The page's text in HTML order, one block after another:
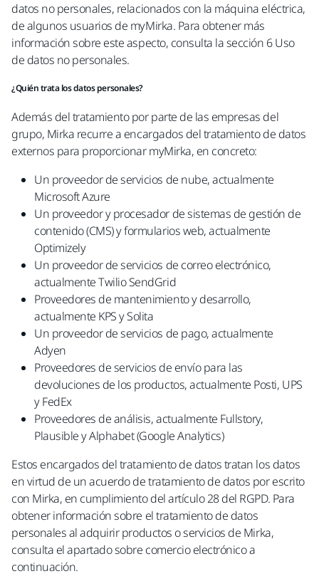
datos no personales, relacionados con la máquina eléctrica,
de algunos usuarios de myMirka. Para obtener más
información sobre este aspecto, consulta la sección 6 Uso
de datos no personales.
¿Quién trata los datos personales?
Además del tratamiento por parte de las empresas del
grupo, Mirka recurre a encargados del tratamiento de datos
externos para proporcionar myMirka, en concreto:
Un proveedor de servicios de nube, actualmente
Microsoft Azure
Un proveedor y procesador de sistemas de gestión de
contenido (CMS) y formularios web, actualmente
Optimizely
Un proveedor de servicios de correo electrónico,
actualmente Twilio SendGrid
Proveedores de mantenimiento y desarrollo,
actualmente KPS y Solita
Un proveedor de servicios de pago, actualmente
Adyen
Proveedores de servicios de envío para las
devoluciones de los productos, actualmente Posti, UPS
y FedEx
Proveedores de análisis, actualmente Fullstory,
Plausible y Alphabet (Google Analytics)
Estos encargados del tratamiento de datos tratan los datos
en virtud de un acuerdo de tratamiento de datos por escrito
con Mirka, en cumplimiento del artículo 28 del RGPD. Para
obtener información sobre el tratamiento de datos
personales al adquirir productos o servicios de Mirka,
consulta el apartado sobre comercio electrónico a
continuación.